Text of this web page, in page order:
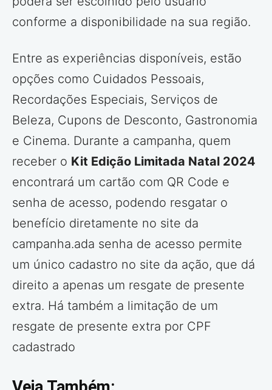
conforme a disponibilidade na sua região.
Entre as experiências disponíveis, estão
opções como Cuidados Pessoais,
Recordações Especiais, Serviços de
Beleza, Cupons de Desconto, Gastronomia
e Cinema. Durante a campanha, quem
receber o Kit Edição Limitada Natal 2024
encontrará um cartão com QR Code e
senha de acesso, podendo resgatar o
benefício diretamente no site da
campanha.ada senha de acesso permite
um único cadastro no site da ação, que dá
direito a apenas um resgate de presente
extra. Há também a limitação de um
resgate de presente extra por CPF
cadastrado